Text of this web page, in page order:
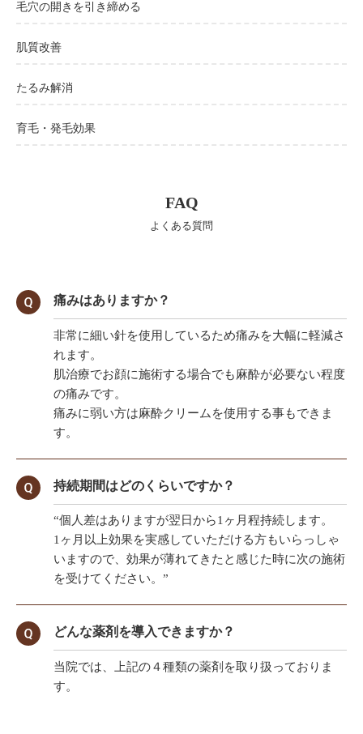
毛穴の開きを引き締める
肌質改善
たるみ解消
育毛・発毛効果
よくある質問
FAQ
痛みはありますか？
非常に細い針を使用しているため痛みを大幅に軽減さ
れます。
肌治療でお顔に施術する場合でも麻酔が必要ない程度
の痛みです。
痛みに弱い方は麻酔クリームを使用する事もできま
す。
持続期間はどのくらいですか？
“個人差はありますが翌日から1ヶ月程持続します。
1ヶ月以上効果を実感していただける方もいらっしゃ
いますので、効果が薄れてきたと感じた時に次の施術
を受けてください。”
どんな薬剤を導入できますか？
当院では、上記の４種類の薬剤を取り扱っておりま
す。